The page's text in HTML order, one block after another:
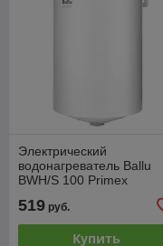
Электрический
водонагреватель Ballu
BWH/S 100 Primex
519 руб.
Купить